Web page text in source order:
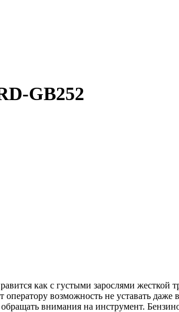
GB252
как с густыми зарослями жесткой
оператору возможность не уставать
внимания на инструмент.